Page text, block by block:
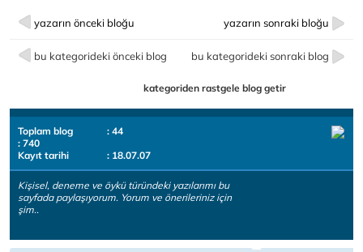
yazarın önceki bloğu yazarın sonraki bloğu
bu kategorideki önceki blog bu kategorideki sonraki blog
kategoriden rastgele blog getir
Toplam blog
: 44
: 740
Kayıt tarihi
: 18.07.07
Kişisel, deneme ve öykü türündeki yazılarımı bu
sayfada paylaşıyorum. Yorum ve önerileriniz için
şim..